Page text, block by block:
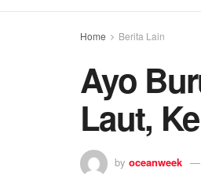
Home Berita Lain
Ayo
Laut,
by oceanweek